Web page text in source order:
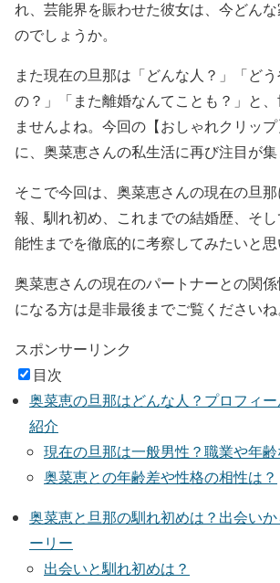
れ、芸能界を賑わせた彼女は、 今どん
のでしょうか。
また現在の旦那は「どんな人？」「ど
の？」「また離婚なんてことも？」 と
ませんよね。今回の 【おしゃれクリップ
に、奥菜恵さんの私生活に再び注目が集
そこで今回は、 奥菜恵さんの現在の旦
報、馴れ初め、これまでの結婚歴 、そ
能性までを徹底的に考察してみたいと思
奥菜恵さんの現在のパートナーとの関
になる方は是非最後までご覧くださいね
スポンサーリンク
目次
奥菜恵の旦那はどんな人？プロフィー
紹介
現在の旦那は一般男性？職業や年
奥菜恵との年齢差や性格の相性は？
奥菜恵と旦那の馴れ初めは？出会い
ーリー
出会いと馴れ初めは？